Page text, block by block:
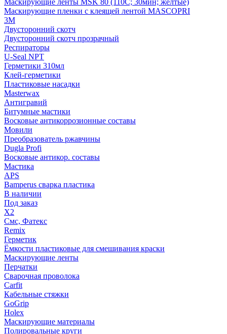
Маскирующие ленты MSK 80 (110С; 30мин; желтые)
Маскирующие пленки с клеящей лентой MASCOPRI
3M
Двусторонний скотч
Двусторонний скотч прозрачный
Респираторы
U-Seal NPT
Герметики 310мл
Клей-герметики
Пластиковые насадки
Masterwax
Антигравий
Битумные мастики
Восковые антикоррозионные составы
Мовили
Преобразователь ржавчины
Dugla Profi
Восковые антикор. составы
Мастика
APS
Bamperus сварка пластика
В наличии
Под заказ
X2
Смс, Фатекс
Remix
Герметик
Ёмкости пластиковые для смешивания краски
Маскирующие ленты
Перчатки
Сварочная проволока
Carfit
Кабельные стяжки
GoGrip
Holex
Маскирующие материалы
Полировальные круги